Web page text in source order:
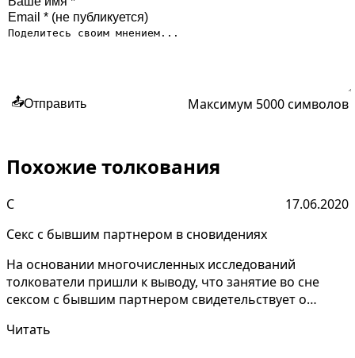
📤Отправить Максимум 5000 символов
Похожие толкования
С
17.06.2020
Секс с бывшим партнером в сновидениях
На основании многочисленных исследований
толкователи пришли к выводу, что занятие во сне
сексом с бывшим партнером свидетельствует о
Читать